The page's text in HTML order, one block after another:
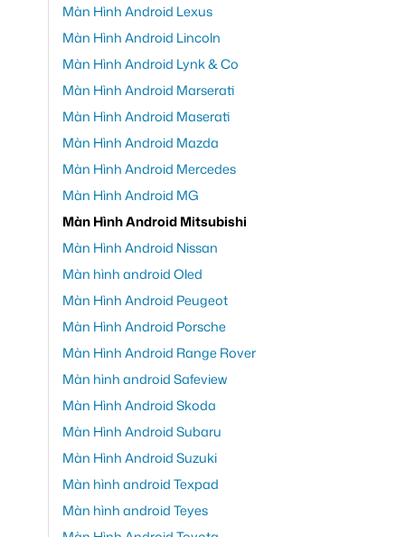
Màn Hình Android Lexus
Màn Hình Android Lincoln
Màn Hình Android Lynk & Co
Màn Hình Android Marserati
Màn Hình Android Maserati
Màn Hình Android Mazda
Màn Hình Android Mercedes
Màn Hình Android MG
Màn Hình Android Mitsubishi
Màn Hình Android Nissan
Màn hình android Oled
Màn Hình Android Peugeot
Màn Hình Android Porsche
Màn Hình Android Range Rover
Màn hình android Safeview
Màn Hình Android Skoda
Màn Hình Android Subaru
Màn Hình Android Suzuki
Màn hình android Texpad
Màn hình android Teyes